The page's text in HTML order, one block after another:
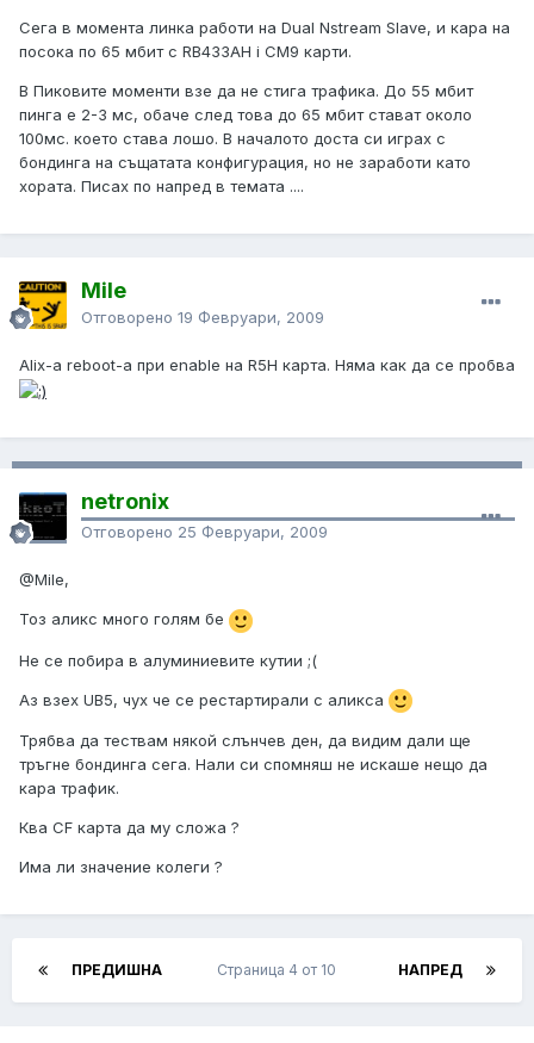
Сега в момента линка работи на Dual Nstream Slave, и кара на
посока по 65 мбит с RB433AH i CM9 карти.
В Пиковите моменти взе да не стига трафика. До 55 мбит
пинга е 2-3 мс, обаче след това до 65 мбит стават около
100мс. което става лошо. В началото доста си играх с
бондинга на същатата конфигурация, но не заработи като
хората. Писах по напред в темата ....
Mile
Отговорено 19 Февруари, 2009
Alix-a reboot-a при enable на R5H карта. Няма как да се пробва
netronix
Отговорено 25 Февруари, 2009
@Mile,
Тоз аликс много голям бе
Не се побира в алуминиевите кутии ;(
Аз взех UB5, чух че се рестартирали с аликса
Трябва да тествам някой слънчев ден, да видим дали ще
тръгне бондинга сега. Нали си спомняш не искаше нещо да
кара трафик.
Ква CF карта да му сложа ?
Има ли значение колеги ?
ПРЕДИШНА НАПРЕД
Страница 4 от 10